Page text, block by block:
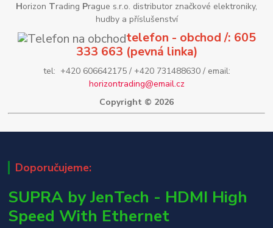
Horizon Trading Prague s.r.o. distributor značkové elektroniky,
hudby a příslušenství
telefon - obchod /: 605
333 663 (pevná linka)
tel: +420 606642175 / +420 731488630 / email:
horizontrading@email.cz
Copyright © 2026
Doporučujeme:
SUPRA by JenTech - HDMI High
Speed With Ethernet